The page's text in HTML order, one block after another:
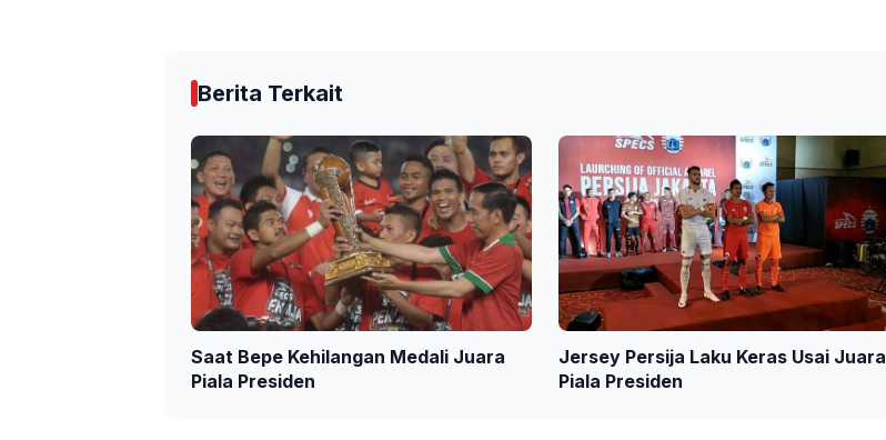
Berita Terkait
Saat Bepe Kehilangan Medali Juara
Piala Presiden
Jersey Persija Laku Keras Usai Juara
Piala Presiden